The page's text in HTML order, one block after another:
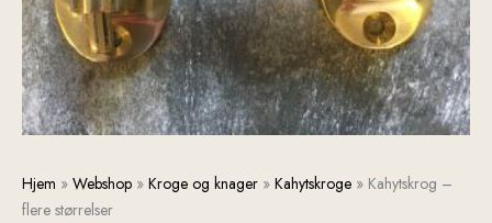
Hjem » Webshop » Kroge og knager » Kahytskroge » Kahytskrog –
flere størrelser
Kahytskrog
-